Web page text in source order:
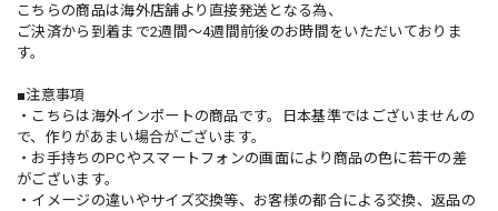
こちらの商品は海外店舗より直接発送となる為、
ご決済から到着まで2週間〜4週間前後のお時間をいただいておりま
す。
■注意事項
・こちらは海外インポートの商品です。日本基準ではございませんの
で、作りがあまい場合がございます。
・お手持ちのPCやスマートフォンの画面により商品の色に若干の差
がございます。
・イメージの違いやサイズ交換等、お客様の都合による交換、返品の